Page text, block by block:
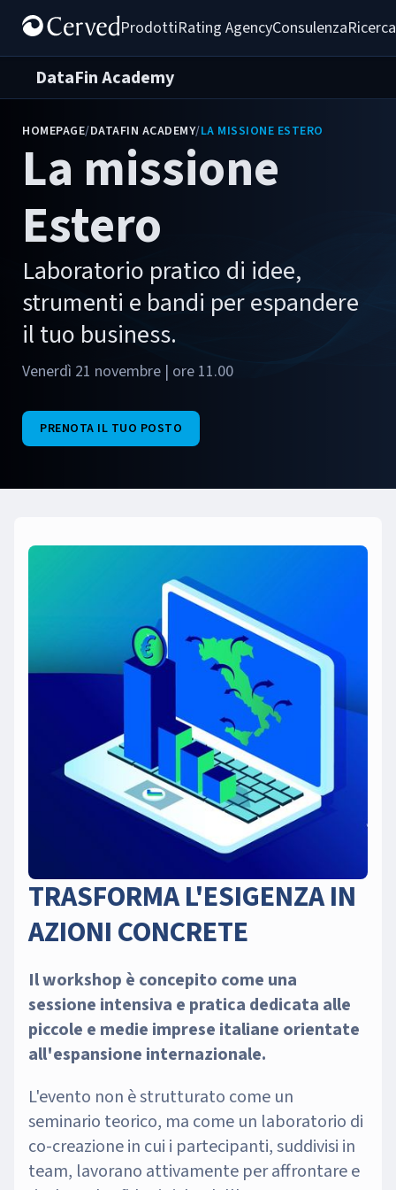
ProdottiRating AgencyConsulenza
DataFin Academy
HOMEPAGE/DATAFIN ACADEMY/LA MISSIONE ESTERO
La missione
Estero
Laboratorio pratico di idee,
strumenti e bandi per espandere
il tuo business.
Venerdì 21 novembre | ore 11.00
PRENOTA IL TUO POSTO
TRASFORMA L'ESIGENZA IN
AZIONI CONCRETE
Il workshop è concepito come una
sessione intensiva e pratica dedicata alle
piccole e medie imprese italiane orientate
all'espansione internazionale.
L'evento non è strutturato come un
seminario teorico, ma come un laboratorio di
co-creazione in cui i partecipanti, suddivisi in
team, lavorano attivamente per affrontare e